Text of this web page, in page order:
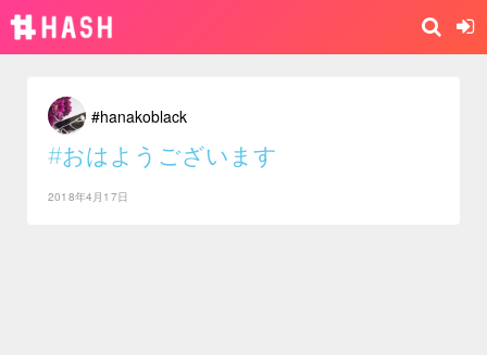
#hanakoblack
#おはようございます
2018年4月17日